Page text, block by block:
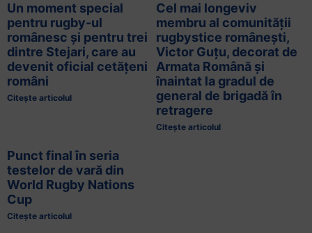
Un moment special
pentru rugby-ul
românesc și pentru trei
dintre Stejari, care au
devenit oficial cetățeni
români
Citește articolul
Cel mai longeviv
membru al comunității
rugbystice românești,
Victor Guțu, decorat de
Armata Română și
înaintat la gradul de
general de brigadă în
retragere
Citește articolul
Punct final în seria
testelor de vară din
World Rugby Nations
Cup
Citește articolul